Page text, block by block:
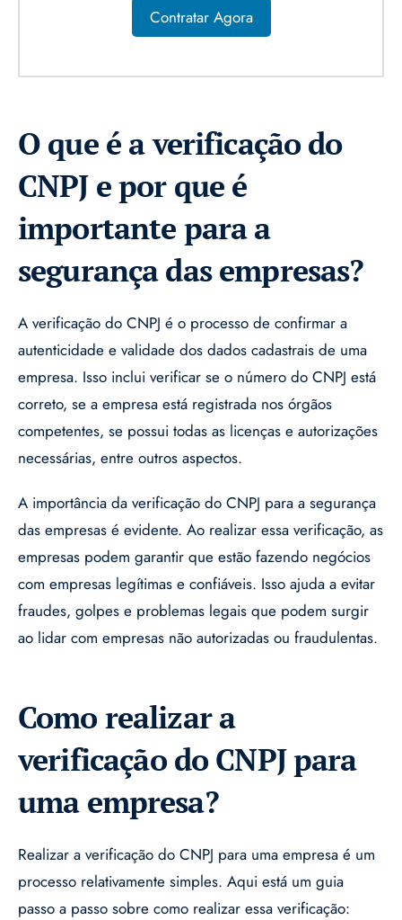
Contratar Agora
O que é a verificação do
CNPJ e por que é
importante para a
segurança das empresas?
A verificação do CNPJ é o processo de confirmar a
autenticidade e validade dos dados cadastrais de uma
empresa. Isso inclui verificar se o número do CNPJ está
correto, se a empresa está registrada nos órgãos
competentes, se possui todas as licenças e autorizações
necessárias, entre outros aspectos.
A importância da verificação do CNPJ para a segurança
das empresas é evidente. Ao realizar essa verificação, as
empresas podem garantir que estão fazendo negócios
com empresas legítimas e confiáveis. Isso ajuda a evitar
fraudes, golpes e problemas legais que podem surgir
ao lidar com empresas não autorizadas ou fraudulentas.
Como realizar a
verificação do CNPJ para
uma empresa?
Realizar a verificação do CNPJ para uma empresa é um
processo relativamente simples. Aqui está um guia
passo a passo sobre como realizar essa verificação: